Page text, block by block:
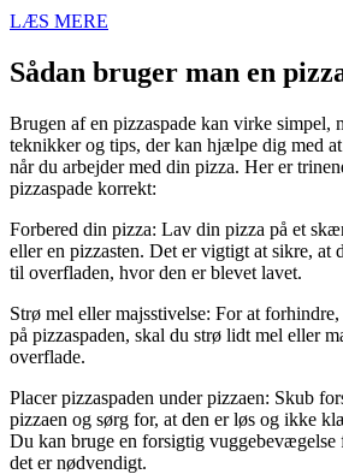
LÆS MERE
Sådan bruger man en
Brugen af en pizzaspade kan virke simpel,
teknikker og tips, der kan hjælpe dig med at
når du arbejder med din pizza. Her er
pizzaspade korrekt:
Forbered din pizza: Lav din pizza på et
eller en pizzasten. Det er vigtigt at sikre,
til overfladen, hvor den er blevet lavet.
Strø mel eller majsstivelse: For at
på pizzaspaden, skal du strø lidt mel eller
overflade.
Placer pizzaspaden under pizzaen: Skub
pizzaen og sørg for, at den er løs og ikke
Du kan bruge en forsigtig vuggebevægelse
det er nødvendigt.